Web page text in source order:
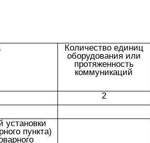
Количество единиц
оборудования или
протяженность
коммуникаций
2
установки
пункта)